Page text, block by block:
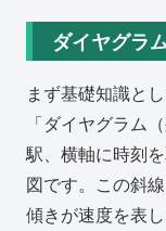
ダイヤグラ
まず基礎知識と
「ダイヤグラム
駅、横軸に時刻
図です。この斜
傾きが速度を表